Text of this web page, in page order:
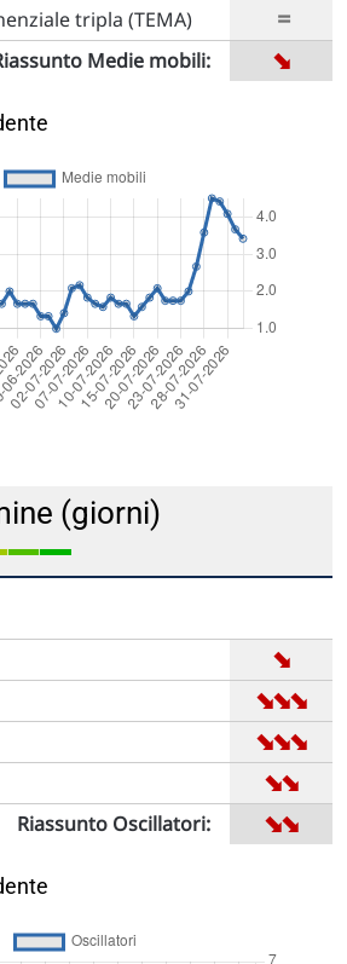
tripla (TEMA) =
Medie mobili: ➡
(giorni)
➡
➡
➡
➡
➡
➡
➡
➡
➡
Riassunto Oscillatori: ➡
➡